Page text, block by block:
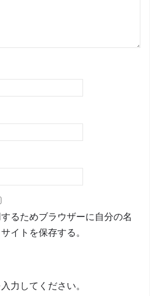
るためブラウザーに自分の名
イトを保存する。
力してください。